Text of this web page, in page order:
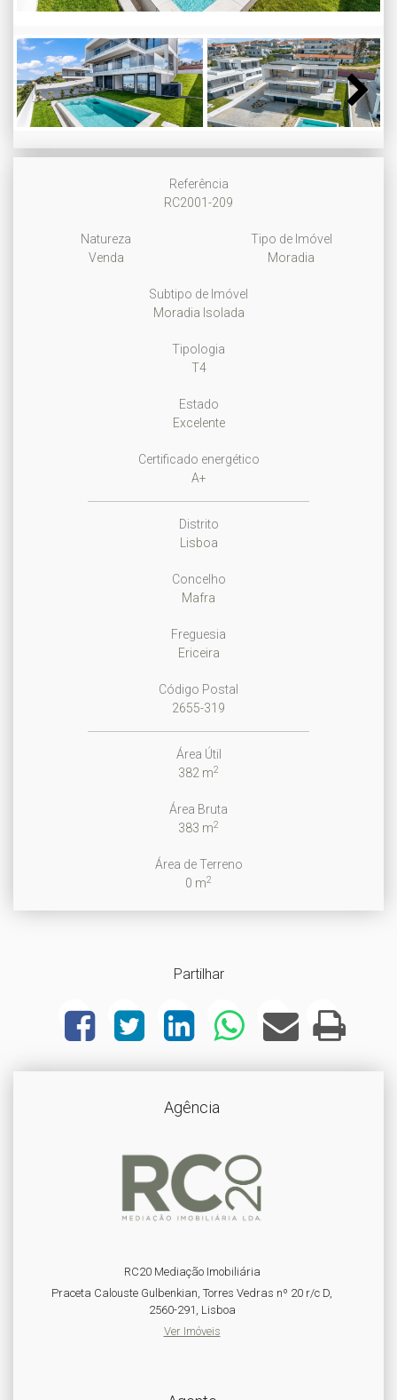
Next
Referência
RC2001-209
Natureza
Venda
Tipo de Imóvel
Moradia
Subtipo de Imóvel
Moradia Isolada
Tipologia
T4
Estado
Excelente
Certificado energético
A+
Distrito
Lisboa
Concelho
Mafra
Freguesia
Ericeira
Código Postal
2655-319
Área Útil
382 m2
Área Bruta
383 m2
Área de Terreno
0 m2
Partilhar
Agência
RC20 Mediação Imobiliária
Praceta Calouste Gulbenkian, Torres Vedras nº 20 r/c D,
2560-291, Lisboa
Ver Imóveis